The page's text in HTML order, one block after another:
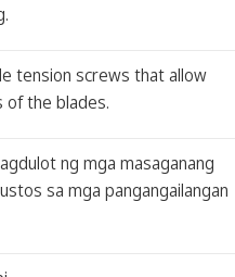
tension screws that allow
the blades.
ng mga masaganang
sa mga pangangailangan